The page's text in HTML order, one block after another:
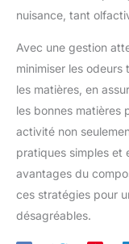
nuisance, tant
Avec une gestion
minimiser les odeurs
les matières, en
les bonnes matières
activité non
pratiques simples et
avantages du
ces stratégies pour
désagréables.